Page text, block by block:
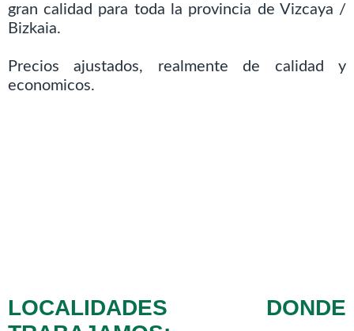
gran calidad para toda la provincia de Vizcaya /
Bizkaia.
Precios ajustados, realmente de calidad y
economicos.
LOCALIDADES DONDE